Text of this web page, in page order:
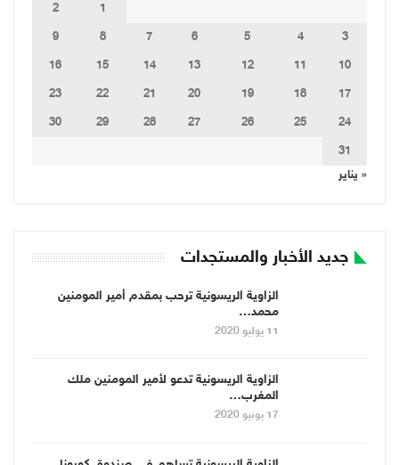
1
2
3
4
5
6
7
8
9
10
11
12
13
14
15
16
17
18
19
20
21
22
23
24
25
26
27
28
29
30
31
« يناير
جديد الأخبار والمستجدات
الزاوية الريسونية ترحب بمقدم أمير المومنين
محمد…
11 يوليو 2020
الزاوية الريسونية تدعو لأمير المومنين ملك
المغرب…
17 يونيو 2020